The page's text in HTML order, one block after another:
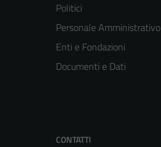
Politici
Personale Amministrativo
Enti e Fondazioni
Documenti e Dati
CONTATTI